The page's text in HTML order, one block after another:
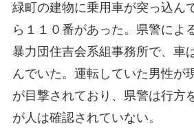
緑町の建物に乗用車が突っ込ん
ら１１０番があった。県警によ
暴力団住吉会系組事務所で、車
んでいた。運転していた男性が
が目撃されており、県警は行方
が人は確認されていない。